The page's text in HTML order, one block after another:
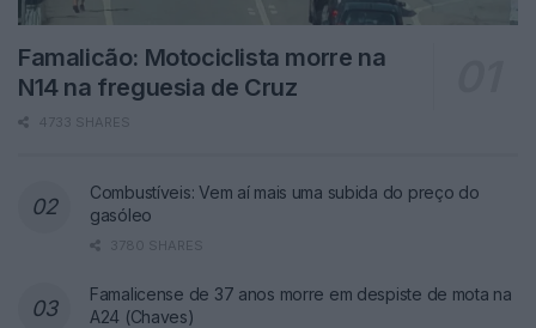
Famalicão: Motociclista morre na
N14 na freguesia de Cruz
4733 SHARES
Combustíveis: Vem aí mais uma subida do preço do
gasóleo
3780 SHARES
Famalicense de 37 anos morre em despiste de mota na
A24 (Chaves)